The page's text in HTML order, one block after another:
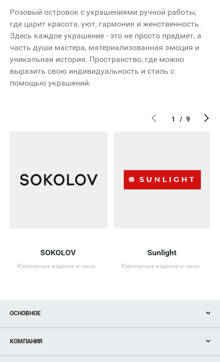
Розовый островок с украшениями ручной работы,
где царит красота, уют, гармония и женственность.
Здесь каждое украшение - это не просто предмет, а
часть души мастера, материализованная эмоция и
уникальная история. Пространство, где можно
выразить свою индивидуальность и стиль с
помощью украшений.
SOKOLOV
Ювелирные изделия и часы
Sunlight
Ювелирные изделия и часы
1 / 9
ОСНОВНОЕ
Новости
Магазины
КОМПАНИЯ